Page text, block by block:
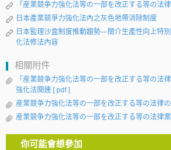
「産業競争力強化法等の一部を改正する等の法
日本產業競爭力強化法內之灰色地帶消除制度
日本監理沙盒制度推動趨勢—簡介生產性向上特
化法修法內容
相關附件
「産業競争力強化法等の一部を改正する等の法
強化法関連 [ pdf ]
産業競争力強化法等の一部を改正する等の法律
産業競争力強化法等の一部を改正する等の法律
你可能會想參加